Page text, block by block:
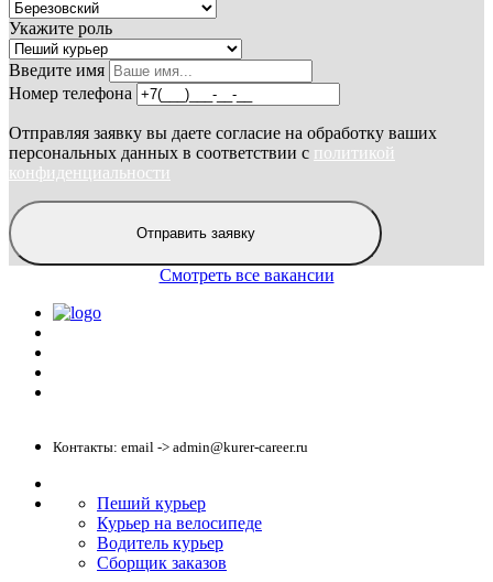
Укажите роль
Введите имя
Номер телефона
Отправляя заявку вы даете согласие на обработку ваших
персональных данных в соответствии с политикой
конфиденциальности
Отправить заявку
Смотреть все вакансии
Контакты: email -> admin@kurer-career.ru
Пеший курьер
Курьер на велосипеде
Водитель курьер
Сборщик заказов